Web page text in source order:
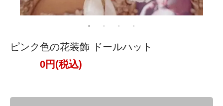
ピンク色の花装飾 ドールハット
0円(税込)